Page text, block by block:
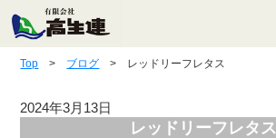
Top > ブログ > レッドリーフレタス
2024年3月13日
レッドリーフレタス